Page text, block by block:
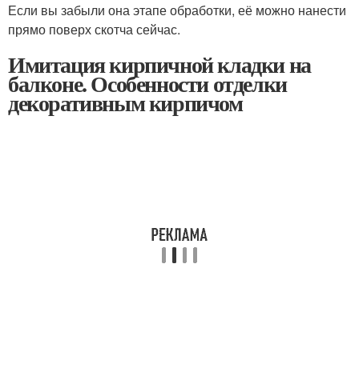
Если вы забыли она этапе обработки, её можно нанести
прямо поверх скотча сейчас.
Имитация кирпичной кладки на
балконе. Особенности отделки
декоративным кирпичом